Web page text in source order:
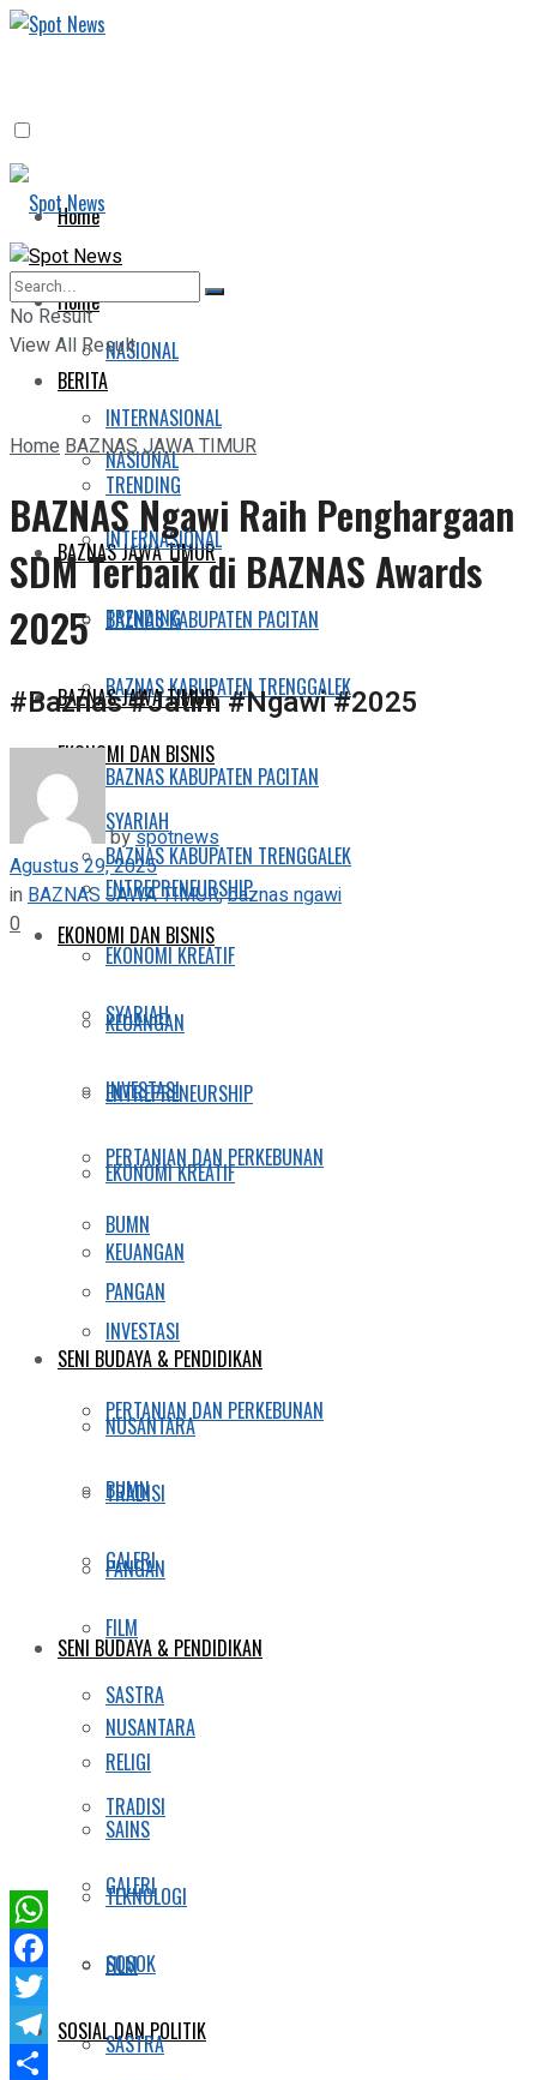
Home
BERITA
NASIONAL
INTERNASIONAL
TRENDING
BAZNAS JAWA TIMUR
BAZNAS KABUPATEN PACITAN
BAZNAS KABUPATEN TRENGGALEK
EKONOMI DAN BISNIS
SYARIAH
ENTREPRENEURSHIP
EKONOMI KREATIF
KEUANGAN
INVESTASI
PERTANIAN DAN PERKEBUNAN
BUMN
PANGAN
SENI BUDAYA & PENDIDIKAN
NUSANTARA
TRADISI
GALERI
FILM
SASTRA
RELIGI
SAINS
TEKNOLOGI
SOSOK
SOSIAL DAN POLITIK
Home
BERITA
NASIONAL
INTERNASIONAL
TRENDING
BAZNAS JAWA TIMUR
BAZNAS KABUPATEN PACITAN
BAZNAS KABUPATEN TRENGGALEK
EKONOMI DAN BISNIS
SYARIAH
ENTREPRENEURSHIP
EKONOMI KREATIF
KEUANGAN
INVESTASI
PERTANIAN DAN PERKEBUNAN
BUMN
PANGAN
SENI BUDAYA & PENDIDIKAN
NUSANTARA
TRADISI
GALERI
FILM
SASTRA
No Result
View All Result
HomeBAZNAS JAWA TIMUR
BAZNAS Ngawi Raih Penghargaan
SDM Terbaik di BAZNAS Awards
2025
#Baznas #Jatim #Ngawi #2025
byspotnews
Agustus 29, 2025
in BAZNAS JAWA TIMUR,baznas ngawi
0
WhatsApp
Facebook
Twitter
Telegram